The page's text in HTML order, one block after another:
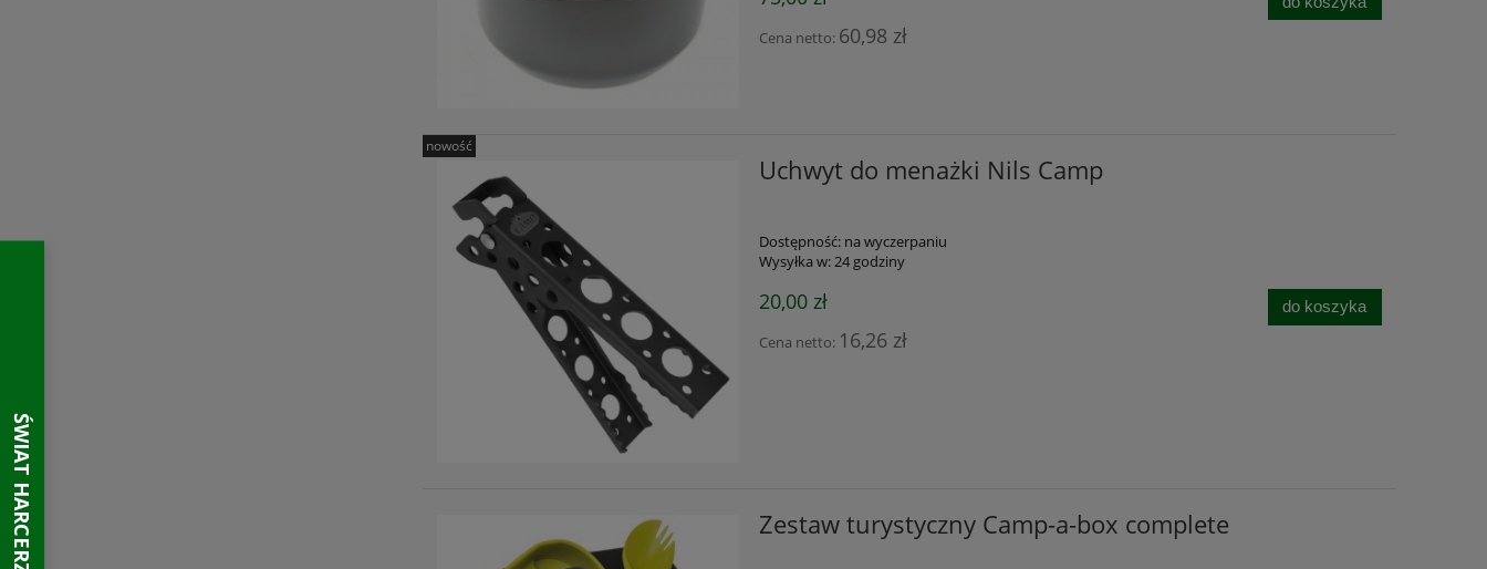
Cena netto: 60,98 zł
Uchwyt do menażki Nils Camp
Dostępność: na wyczerpaniu
Wysyłka w:24 godziny
20,00 zł
Cena netto: 16,26 zł
do koszyka
nowość
Zestaw turystyczny Camp-a-box complete